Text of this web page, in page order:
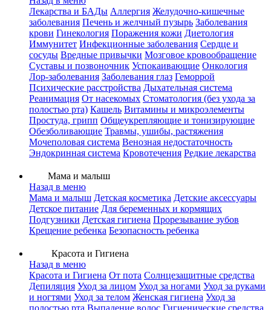
Лекарства и БАДы Аллергия Желудочно-кишечные
заболевания Печень и желчный пузырь Заболевания
крови Гинекология Поражения кожи Диетология
Иммунитет Инфекционные заболевания Сердце и
сосуды Вредные привычки Мозговое кровообращение
Суставы и позвоночник Успокаивающие Онкология
Лор-заболевания Заболевания глаз Геморрой
Психические расстройства Дыхательная система
Реанимация От насекомых Стоматология (без ухода за
полостью рта) Кашель Витамины и микроэлементы
Простуда, грипп Общеукрепляющие и тонизирующие
Обезболивающие Травмы, ушибы, растяжения
Мочеполовая система Венозная недостаточность
Эндокринная система Кровотечения Редкие лекарства
Мама и малыш
Назад в меню
Мама и малыш Детская косметика Детские аксессуары
Детское питание Для беременных и кормящих
Подгузники Детская гигиена Прорезывание зубов
Крещение ребенка Безопасность ребенка
Красота и Гигиена
Назад в меню
Красота и Гигиена От пота Солнцезащитные средства
Депиляция Уход за лицом Уход за ногами Уход за руками
и ногтями Уход за телом Женская гигиена Уход за
полостью рта Выпадение волос Гигиенические средства